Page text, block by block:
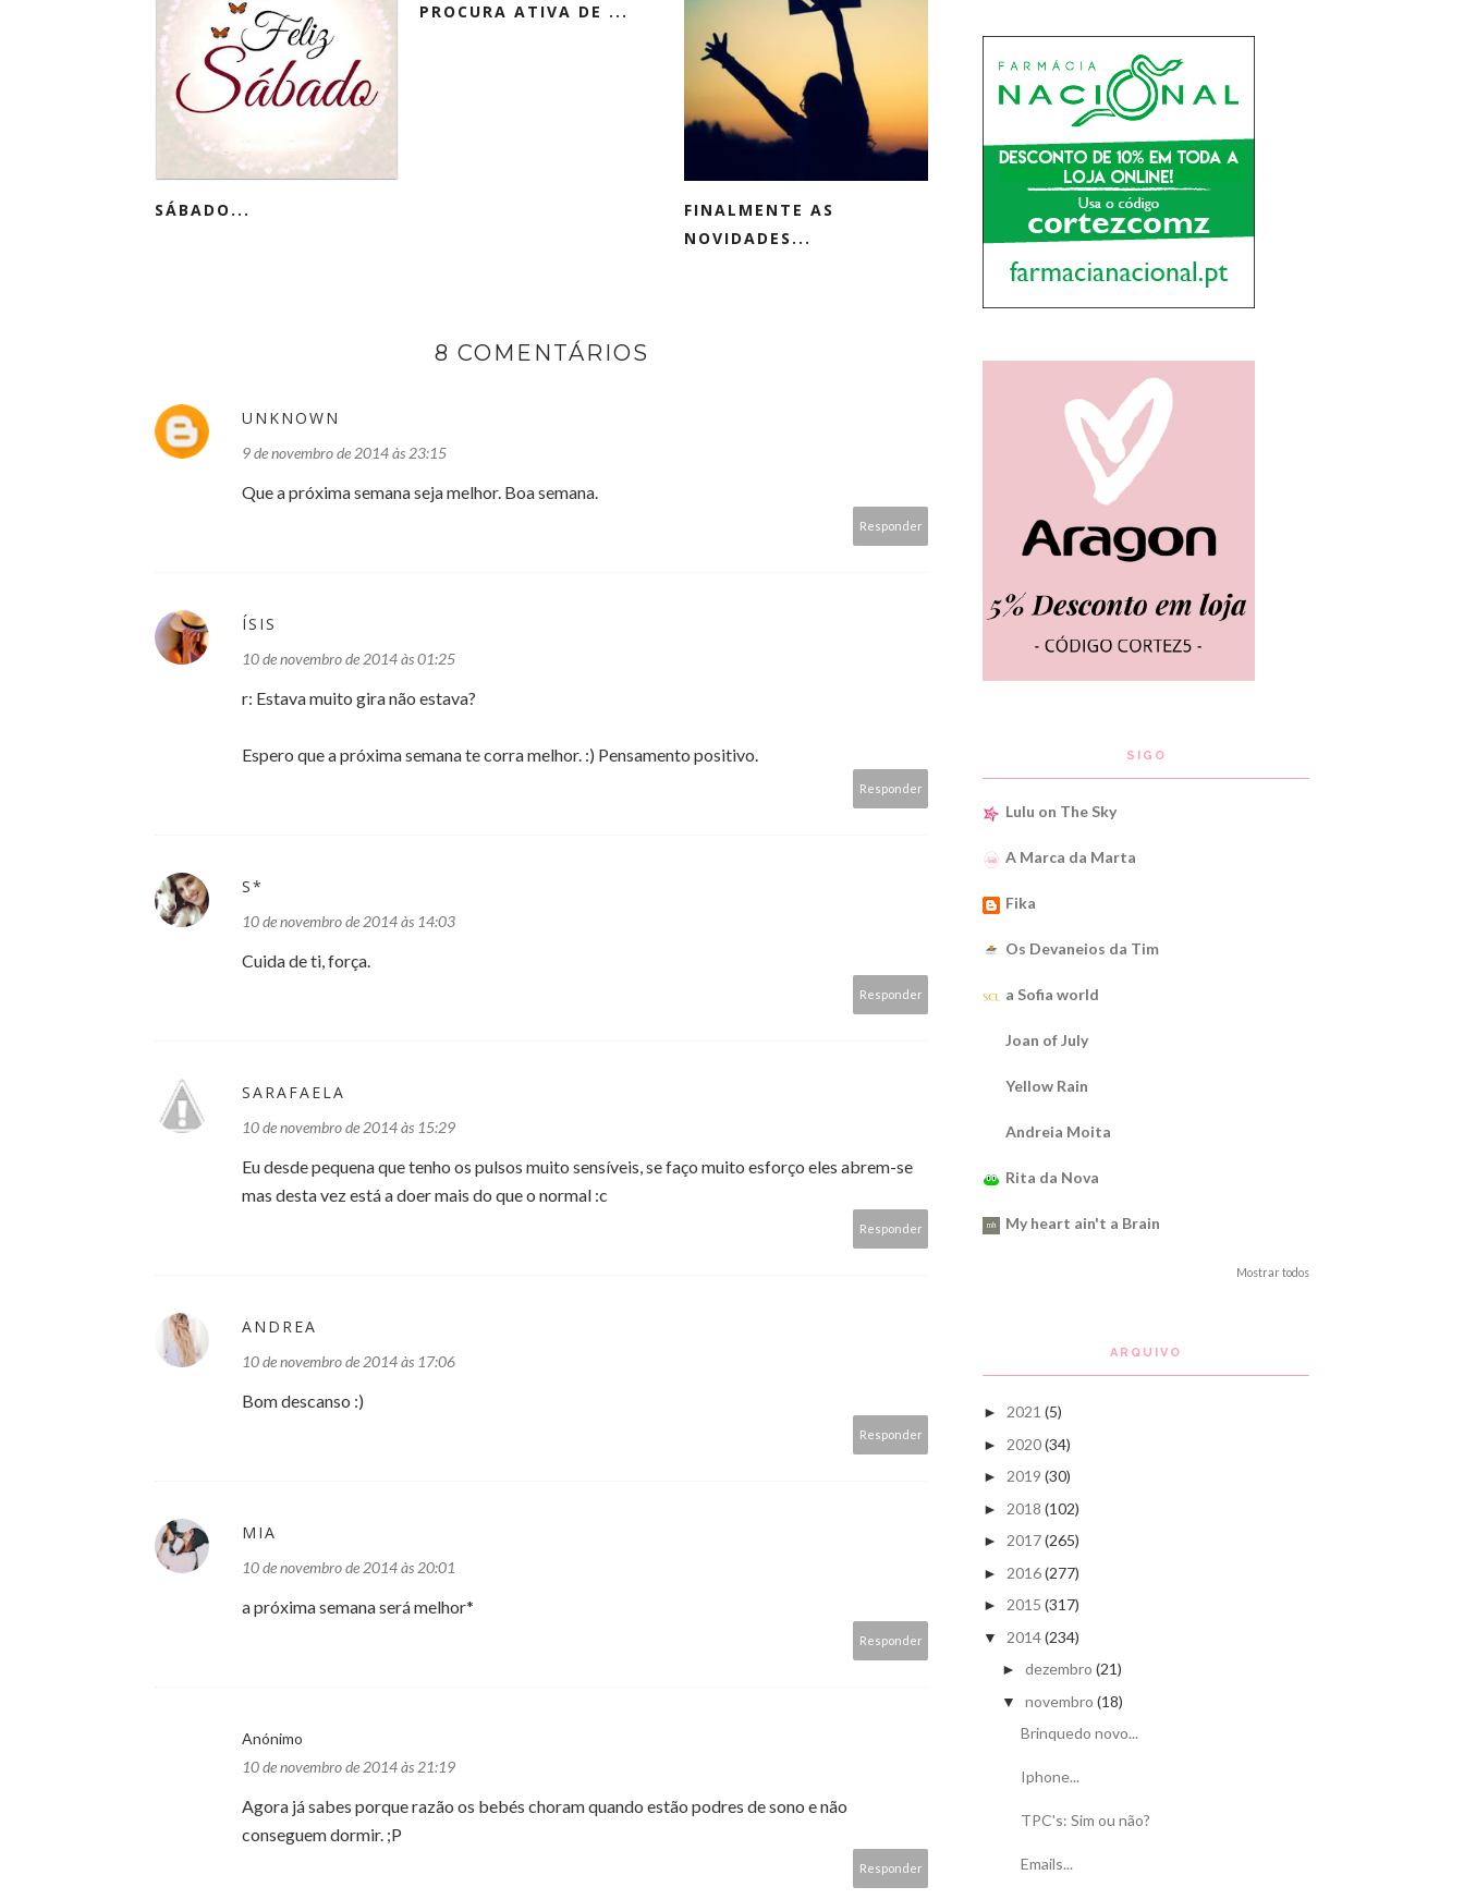
SÁBADO...
PROCURA ATIVA DE ...
FINALMENTE AS
NOVIDADES...
8 COMENTÁRIOS
UNKNOWN
9 de novembro de 2014 às 23:15
Que a próxima semana seja melhor. Boa semana.
Responder
ÍSIS
10 de novembro de 2014 às 01:25
r: Estava muito gira não estava?
Espero que a próxima semana te corra melhor. :) Pensamento positivo.
Responder
S*
10 de novembro de 2014 às 14:03
Cuida de ti, força.
Responder
SARAFAELA
10 de novembro de 2014 às 15:29
Eu desde pequena que tenho os pulsos muito sensíveis, se faço muito esforço eles abrem-se
mas desta vez está a doer mais do que o normal :c
Responder
ANDREA
10 de novembro de 2014 às 17:06
Bom descanso :)
Responder
MIA
10 de novembro de 2014 às 20:01
a próxima semana será melhor*
Responder
Anónimo
10 de novembro de 2014 às 21:19
Agora já sabes porque razão os bebés choram quando estão podres de sono e não
conseguem dormir. ;P
Responder
SIGO
Lulu on The Sky
A Marca da Marta
Fika
Os Devaneios da Tim
a Sofia world
Joan of July
Yellow Rain
Andreia Moita
Rita da Nova
My heart ain't a Brain
Mostrar todos
ARQUIVO
► 2021 (5)
► 2020(34)
► 2019 (30)
► 2018 (102)
► 2017(265)
► 2016(277)
► 2015 (317)
▼ 2014(234)
► dezembro (21)
▼ novembro (18)
Brinquedo novo...
Iphone...
TPC's: Sim ou não?
Emails...